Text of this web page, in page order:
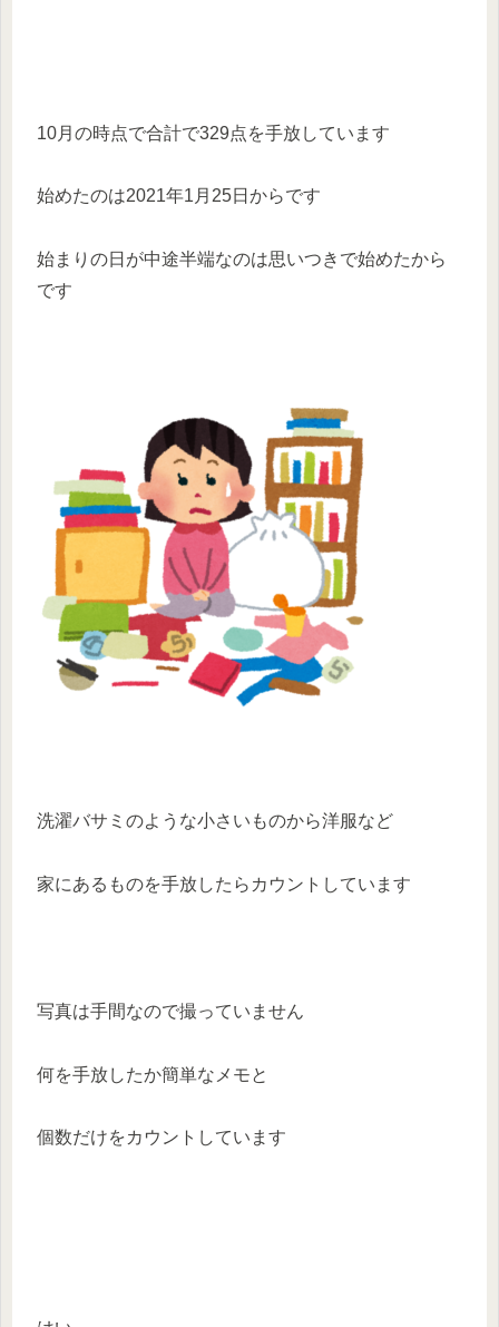
10月の時点で合計で329点を手放しています
始めたのは2021年1月25日からです
始まりの日が中途半端なのは思いつきで始めたから
です
洗濯バサミのような小さいものから洋服など
家にあるものを手放したらカウントしています
写真は手間なので撮っていません
何を手放したか簡単なメモと
個数だけをカウントしています